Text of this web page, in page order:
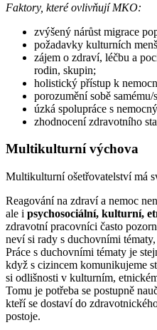
Faktory, které ovlivňují MKO:
zvýšený nárůst migrace
požadavky kulturních
zájem o zdraví, léčbu a
rodin, skupin;
holistický přístup k
porozumění sobě samému/
úzká spolupráce s
zhodnocení zdravotního
Multikulturní výchova
Multikulturní ošetřovatelství má
Reagování na zdraví a nemoc
ale i psychosociální, kulturní,
zdravotní pracovníci často
neví si rady s duchovními
Práce s duchovními tématy je
když s cizincem komunikujeme
si odlišnosti v kulturním,
Tomu je potřeba se postupně
kteří se dostaví do
postoje.